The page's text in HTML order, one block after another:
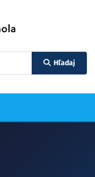
Hľadaj